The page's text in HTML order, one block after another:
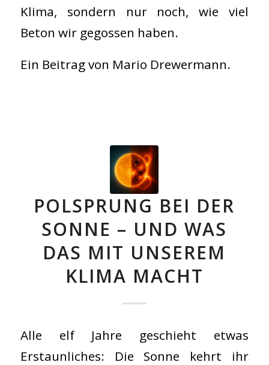
Klima, sondern nur noch, wie viel
Beton wir gegossen haben.
Ein Beitrag von Mario Drewermann.
POLSPRUNG BEI DER
SONNE – UND WAS
DAS MIT UNSEREM
KLIMA MACHT
Alle elf Jahre geschieht etwas
Erstaunliches: Die Sonne kehrt ihr